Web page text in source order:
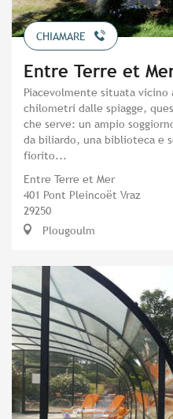
CHIAMARE
Entre Terre et
Piacevolmente situata vicino
chilometri dalle spiagge,
che serve: un ampio
da biliardo, una biblioteca e
fiorito...
Entre Terre et Mer
401 Pont Pleincoët Vraz
29250
Plougoulm